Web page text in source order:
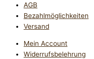
AGB
Bezahlmöglichkeiten
Versand
Mein Account
Widerrufsbelehrung